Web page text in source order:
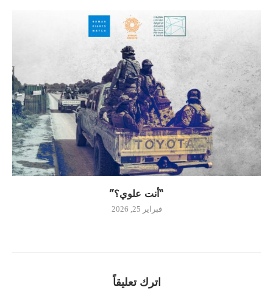
“أنت علوي؟”
فبراير 25, 2026
اترك تعليقاً